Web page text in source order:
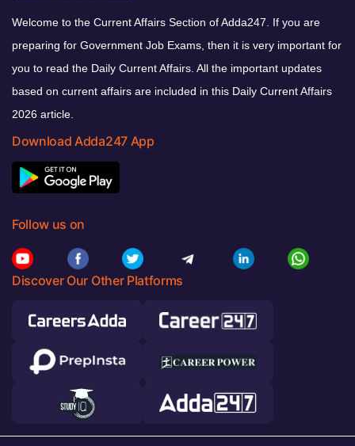
Welcome to the Current Affairs Section of Adda247. If you are
preparing for Government Job Exams, then it is very important for
you to read the Daily Current Affairs. All the important updates
based on current affairs are included in this Daily Current Affairs
2026 article.
Download Adda247 App
Follow us on
Discover Our Other Platforms